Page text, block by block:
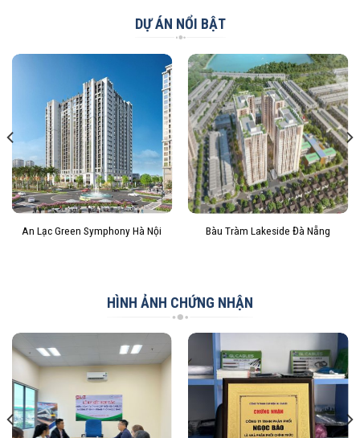
DỰ ÁN NỔI BẬT
An Lạc Green Symphony Hà Nội Bàu Tràm Lakeside Đà Nẵng
HÌNH ẢNH CHỨNG NHẬN